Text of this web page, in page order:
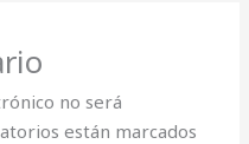
no será
están marcados